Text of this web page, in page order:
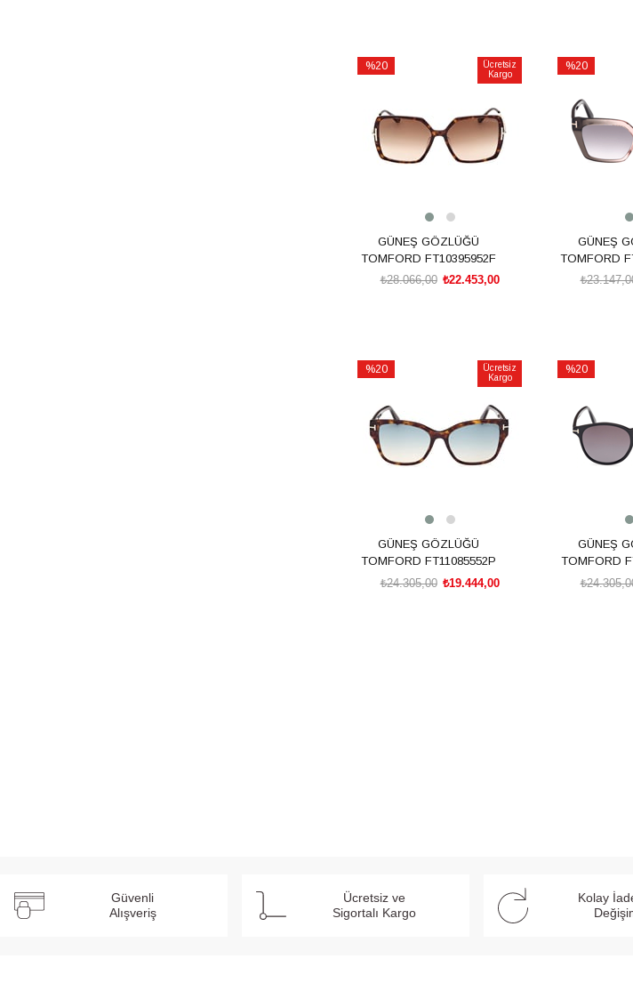
%20
Ücretsiz
Kargo
GÜNEŞ GÖZLÜĞÜ
TOMFORD FT10395952F
₺22.453,00
₺28.066,00
%20
%20İndirim
GÜNEŞ
TOMFORD
%20
%20İndirim
Ücretsiz
Kargo
GÜNEŞ GÖZLÜĞÜ
TOMFORD FT11085552P
₺19.444,00
₺24.305,00
%20
%20İndirim
GÜNEŞ
TOMFORD
Güvenli
Alışveriş
Ücretsiz ve
Sigortalı Kargo
Kolay